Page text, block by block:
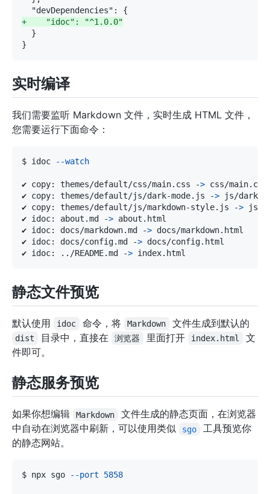
+
实时编译
我们需要监听 Markdown 文件，实时生成 HTML 文件，
您需要运行下面命令：
$ idoc --watch
✔ copy: themes/default/css/main.css ->
✔ copy: themes/default/js/dark-mode.js ->
✔ copy: themes/default/js/markdown-style.js ->
✔ idoc: about.md ->
✔ idoc: docs/markdown.md ->
✔ idoc: docs/config.md ->
✔ idoc:
.. /README.md ->
静态文件预览
默认使用 idoc 命令，将 Markdown 文件生成到默认的
dist 目录中，直接在 浏览器 里面打开 index.html
文
件即可。
静态服务预览
如果你想编辑 Markdown
文件生成的静态页面，在浏览器
中自动在浏览器中刷新，可以使用类似
sgo
工具预览你
的静态网站。
$ npx sgo --port 5858